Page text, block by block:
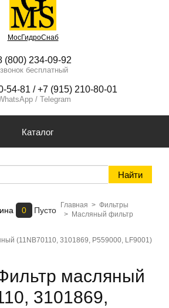
МосГидроСнаб
(800) 234-09-92
звонок бесплатный
54-81 / +7 (915) 210-80-01
/ Telegram
Каталог
0 Пусто
Главная > Фильтры
> Масляный фильтр
(11NB70110, 3101869, P559000, LF9001)
масляный
3101869,